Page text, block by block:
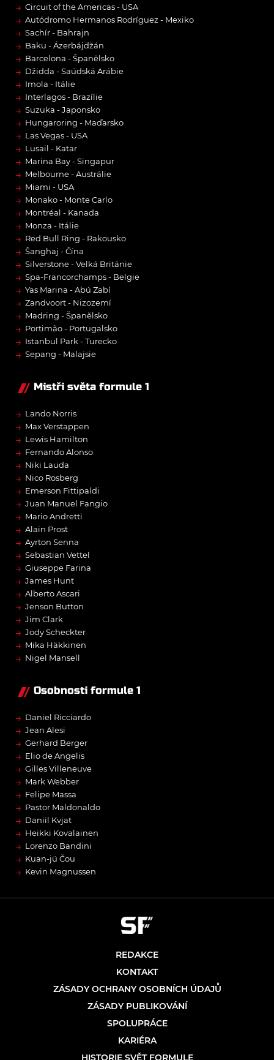
→ Circuit of the Americas - USA
→ Autódromo Hermanos Rodríguez - Mexiko
→ Sachír - Bahrajn
→ Baku - Ázerbájdžán
→ Barcelona - Španělsko
→ Džidda - Saúdská Arábie
→ Imola - Itálie
→ Interlagos - Brazílie
→ Suzuka - Japonsko
→ Hungaroring - Maďarsko
→ Las Vegas - USA
→ Lusail - Katar
→ Marina Bay - Singapur
→ Melbourne - Austrálie
→ Miami - USA
→ Monako - Monte Carlo
→ Montréal - Kanada
→ Monza - Itálie
→ Red Bull Ring - Rakousko
→ Šanghaj - Čína
→ Silverstone - Velká Británie
→ Spa-Francorchamps - Belgie
→ Yas Marina - Abú Zabí
→ Zandvoort - Nizozemí
→ Madring - Španělsko
→ Portimão - Portugalsko
→ Istanbul Park - Turecko
→ Sepang - Malajsie
Mistři světa formule 1
→ Lando Norris
→ Max Verstappen
→ Lewis Hamilton
→ Fernando Alonso
→ Niki Lauda
→ Nico Rosberg
→ Emerson Fittipaldi
→ Juan Manuel Fangio
→ Mario Andretti
→ Alain Prost
→ Ayrton Senna
→ Sebastian Vettel
→ Giuseppe Farina
→ James Hunt
→ Alberto Ascari
→ Jenson Button
→ Jim Clark
→ Jody Scheckter
→ Mika Häkkinen
→ Nigel Mansell
Osobnosti formule 1
→ Daniel Ricciardo
→ Jean Alesi
→ Gerhard Berger
→ Elio de Angelis
→ Gilles Villeneuve
→ Mark Webber
→ Felipe Massa
→ Pastor Maldonaldo
→ Daniil Kvjat
→ Heikki Kovalainen
→ Lorenzo Bandini
→ Kuan-jü Čou
→ Kevin Magnussen
REDAKCE
KONTAKT
ZÁSADY OCHRANY OSOBNÍCH ÚDAJŮ
ZÁSADY PUBLIKOVÁNÍ
SPOLUPRÁCE
KARIÉRA
HISTORIE SVĚT FORMULE